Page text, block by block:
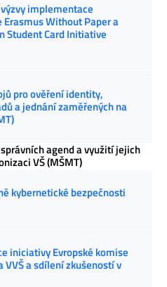
implementace
Without Paper a
Student Card Initiative
pro ověření identity,
a jednání zaměřených na
agend a využití jejich
VŠ (MŠMT)
kybernetické bezpečnosti
iniciativy Evropské komise
a sdílení zkušeností v